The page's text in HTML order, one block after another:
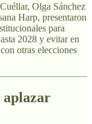
Olga Sánchez
Harp, presentaron
para
2028 y evitar en
otras elecciones
aplazar